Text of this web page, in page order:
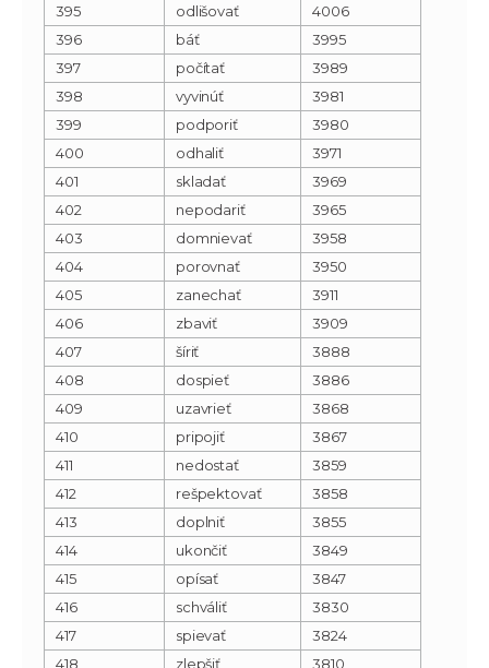
395
odlišovať
4006
396
báť
3995
397
počítať
3989
398
vyvinúť
3981
399
podporiť
3980
400
odhaliť
3971
401
skladať
3969
402
nepodariť
3965
403
domnievať
3958
404
porovnať
3950
405
zanechať
3911
406
zbaviť
3909
407
šíriť
3888
408
dospieť
3886
409
uzavrieť
3868
410
pripojiť
3867
411
nedostať
3859
412
rešpektovať
3858
413
doplniť
3855
414
ukončiť
3849
415
opísať
3847
416
schváliť
3830
417
spievať
3824
418
zlepšiť 3810